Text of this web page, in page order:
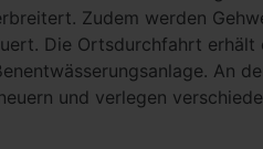
Zudem werden
Die Ortsdurchfahrt erhält
An
und verlegen